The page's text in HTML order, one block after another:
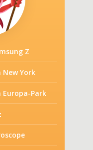
Z
New York
Europa-Park